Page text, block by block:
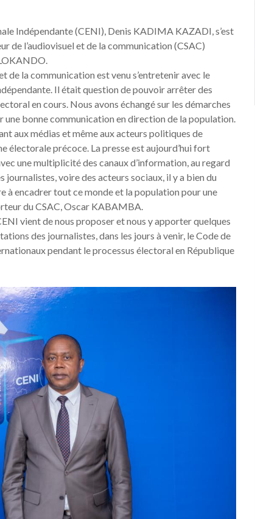
Indépendante (CENI), Denis KADIMA KAZADI, s’est
de l’audiovisuel et de la communication (CSAC)
de la communication est venu s’entretenir avec le
Il était question de pouvoir arrêter des
en cours. Nous avons échangé sur les démarches
bonne communication en direction de la population.
aux médias et même aux acteurs politiques de
électorale précoce. La presse est aujourd’hui fort
une multiplicité des canaux d’information, au regard
journalistes, voire des acteurs sociaux, il y a bien du
à encadrer tout ce monde et la population pour une
du CSAC, Oscar KABAMBA.
vient de nous proposer et nous y apporter quelques
des journalistes, dans les jours à venir, le Code de
pendant le processus électoral en République